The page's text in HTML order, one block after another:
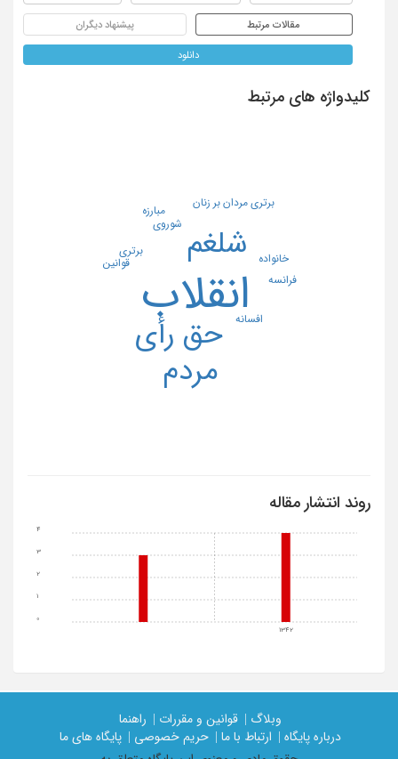
مقالات مرتبط پیشنهاد دیگران
دانلود
کلیدواژه های مرتبط
انقلاب
حق رأی
شلغم
مردم
افسانه
برتری
برتری مردان بر زنان
خانواده
شوروی
فرانسه
قوانین
مبارزه
روند انتشار مقاله
1342
0
1
2
3
4
وبلاگ | قوانین و مقررات |
راهنما
درباره پایگاه |
ارتباط با ما | حریم خصوصی |
پایگاه های ما